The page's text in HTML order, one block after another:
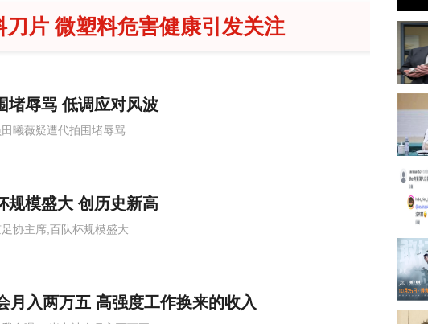
片 微塑料危害健康引发关注
堵辱骂 低调应对风波
曦薇疑遭代拍围堵辱骂
规模盛大 创历史新高
协主席,百队杯规模盛大
月入两万五 高强度工作换来的收入